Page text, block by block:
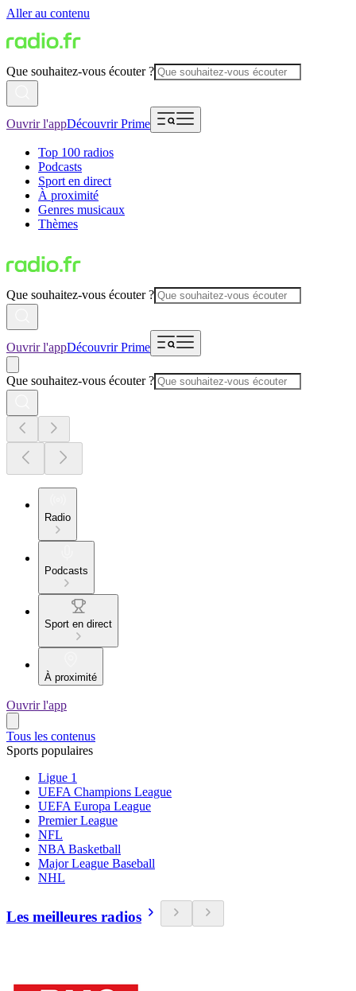
Aller au contenu
Que souhaitez-vous écouter ?
Ouvrir l'appDécouvrir Prime
Top 100 radios
Podcasts
Sport en direct
À proximité
Genres musicaux
Thèmes
Que souhaitez-vous écouter ?
Ouvrir l'appDécouvrir Prime
Que souhaitez-vous écouter ?
Radio
Podcasts
Sport en direct
À proximité
Ouvrir l'app
Tous les contenus
Sports populaires
Ligue 1
UEFA Champions League
UEFA Europa League
Premier League
NFL
NBA Basketball
Major League Baseball
NHL
Les meilleures radios